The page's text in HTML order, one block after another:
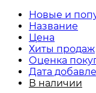
Новые и
Название
Цена
Хиты продаж
Оценка
Дата
В наличии